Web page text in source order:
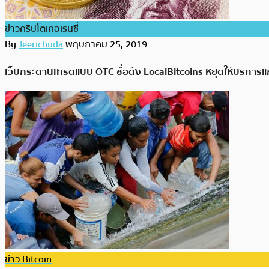
ข่าวคริปโตเคอเรนซี่
ByJeerichudaพฤษภาคม 25, 2019
เว็บกระดานเทรดแบบ OTC ชื่อดัง LocalBitcoins หยุดให้บริการ
ข่าว Bitcoin